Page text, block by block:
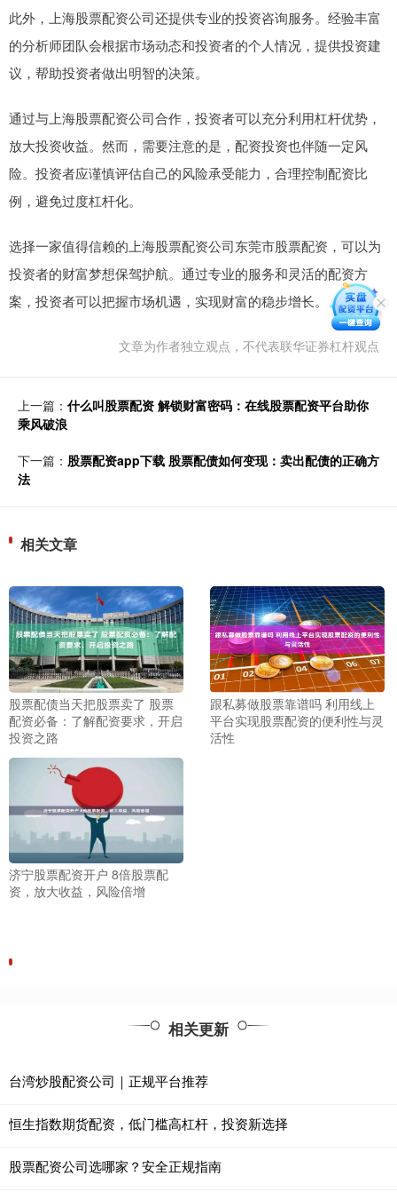
此外，上海股票配资公司还提供专业的投资咨询服务。经验丰富
的分析师团队会根据市场动态和投资者的个人情况，提供投资建
议，帮助投资者做出明智的决策。
通过与上海股票配资公司合作，投资者可以充分利用杠杆优势，
放大投资收益。然而，需要注意的是，配资投资也伴随一定风
险。投资者应谨慎评估自己的风险承受能力，合理控制配资比
例，避免过度杠杆化。
选择一家值得信赖的上海股票配资公司东莞市股票配资，可以为
投资者的财富梦想保驾护航。通过专业的服务和灵活的配资方
案，投资者可以把握市场机遇，实现财富的稳步增长。
文章为作者独立观点，不代表联华证券杠杆观点
上一篇： 什么叫股票配资 解锁财富密码：在线股票配资平台助你
乘风破浪
下一篇： 股票配资app下载 股票配债如何变现：卖出配债的正确方
法
相关文章
股票配债当天把股票卖了 股票
配资必备：了解配资要求，开启
投资之路
跟私募做股票靠谱吗 利用线上
平台实现股票配资的便利性与灵
活性
济宁股票配资开户 8倍股票配
资，放大收益，风险倍增
相关更新
台湾炒股配资公司｜正规平台推荐
恒生指数期货配资，低门槛高杠杆，投资新选择
股票配资公司选哪家？安全正规指南